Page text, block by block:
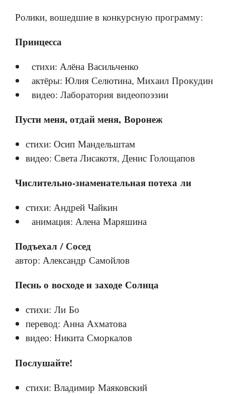
Ролики, вошедшие в конкурсную программу:
Принцесса
стихи: Алёна Васильченко
актёры: Юлия Селютина, Михаил Прокудин
видео: Лаборатория видеопоэзии
Пусти меня, отдай меня, Воронеж
стихи: Осип Мандельштам
видео: Света Лисакотя, Денис Голощапов
Числительно-знаменательная потеха ли
стихи: Андрей Чайкин
анимация: Алена Маряшина
Подъехал / Сосед
автор: Александр Самойлов
Песнь о восходе и заходе Солнца
стихи: Ли Бо
перевод: Анна Ахматова
видео: Никита Сморкалов
Послушайте!
стихи: Владимир Маяковский